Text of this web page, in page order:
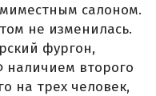
салоном.
не изменилась.
фургон,
наличием второго
на трех человек,